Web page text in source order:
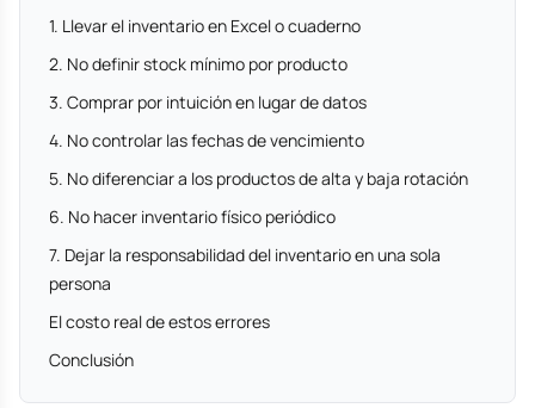
1. Llevar el inventario en Excel o cuaderno
2. No definir stock mínimo por producto
3. Comprar por intuición en lugar de datos
4. No controlar las fechas de vencimiento
5. No diferenciar a los productos de alta y baja rotación
6. No hacer inventario físico periódico
7. Dejar la responsabilidad del inventario en una sola
persona
El costo real de estos errores
Conclusión